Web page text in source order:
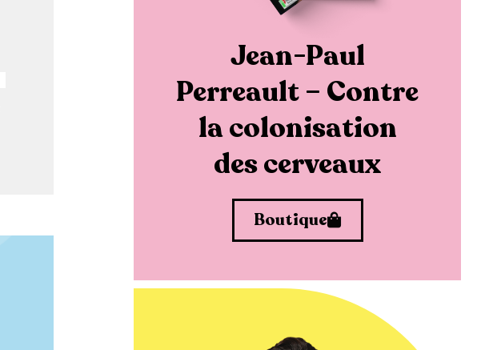
Jean-Paul
Perreault – Contre
la colonisation
des cerveaux
Boutique